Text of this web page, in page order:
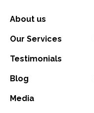
About us
Our Services
Testimonials
Blog
Media